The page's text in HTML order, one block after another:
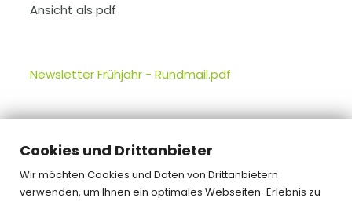
Cookies und Drittanbieter
Wir möchten Cookies und Daten von Drittanbietern
verwenden, um Ihnen ein optimales Webseiten-Erlebnis zu
Ansicht als pdf
Newsletter Frühjahr - Rundmail.pdf